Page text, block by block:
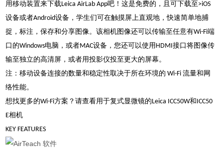
用移动装置来下载Leica AirLab App吧！这是免费的，且可下载至>iOS
设备或者Android设备，学生们可在触摸屏上直观地，快速简单地捕
捉，标注，保存和分享图像。该相机图像还可以传输至任意有Wi-Fi端
口的Windows电脑，或者MAC设备，您还可以使用HDMI接口将图像传
输至独立的高清屏，或者用投影仪投至更大的屏幕。
注：移动设备连接的数量和稳定性取决于所在环境的 Wi-Fi 流量和网
络性能。
想找更多的Wi-Fi方案？请查看用于复式显微镜的Leica ICC50W和ICC50
E相机
KEY FEATURES